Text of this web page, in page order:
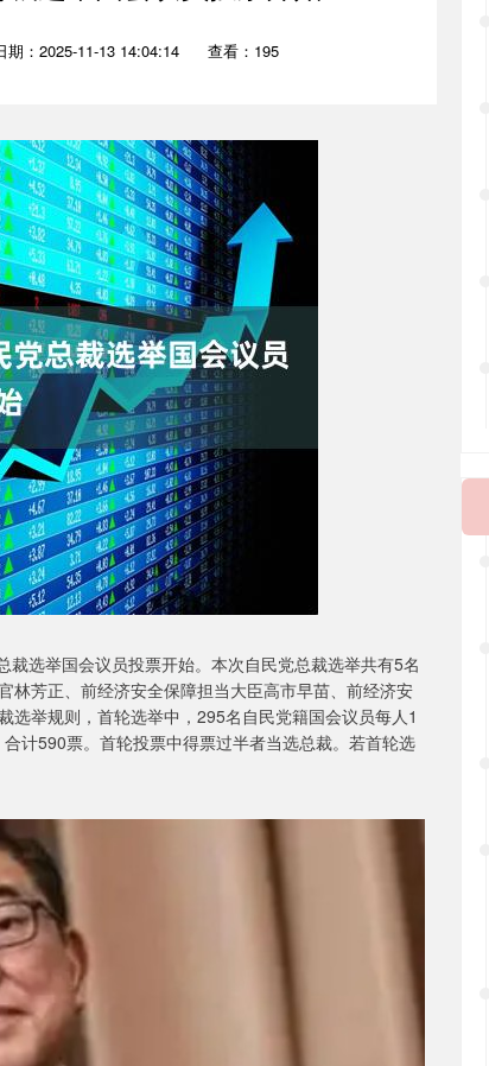
期：2025-11-13 14:04:14 查看：195
选举国会议员投票开始。本次自民党总裁选举共有5名
林芳正、前经济安全保障担当大臣高市早苗、前经济安
举规则，首轮选举中，295名自民党籍国会议员每人1
计590票。首轮投票中得票过半者当选总裁。若首轮选